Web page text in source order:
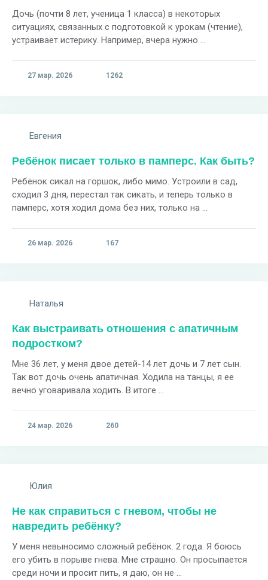
Дочь (почти 8 лет, ученица 1 класса) в некоторых
ситуациях, связанных с подготовкой к урокам (чтение),
устраивает истерику. Например, вчера нужно ...
27 мар. 2026 1262
Евгения
Ребёнок писает только в памперс. Как быть?
Ребёнок сикал на горшок, либо мимо. Устроили в сад,
сходил 3 дня, перестал так сикать, и теперь только в
памперс, хотя ходил дома без них, только на ...
26 мар. 2026 167
Наталья
Как выстраивать отношения с апатичным
подростком?
Мне 36 лет, у меня двое детей-14 лет дочь и 7 лет сын.
Так вот дочь очень апатичная. Ходила на танцы, я ее
вечно уговаривала ходить. В итоге ...
24 мар. 2026 260
Юлия
Не как справиться с гневом, чтобы не
навредить ребёнку?
У меня невыносимо сложный ребёнок. 2 года. Я боюсь
его убить в порыве гнева. Мне страшно. Он просыпается
среди ночи и просит пить, я даю, он не ...